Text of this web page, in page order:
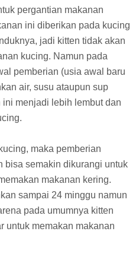
pergantian makanan
ini diberikan pada kucing
jadi kitten tidak akan
kucing. Namun pada
pemberian (usia awal baru
air, susu ataupun sup
menjadi lebih lembut dan
maka pemberian
bisa semakin dikurangi untuk
makanan kering.
sampai 24 minggu namun
pada umumnya kitten
untuk memakan makanan